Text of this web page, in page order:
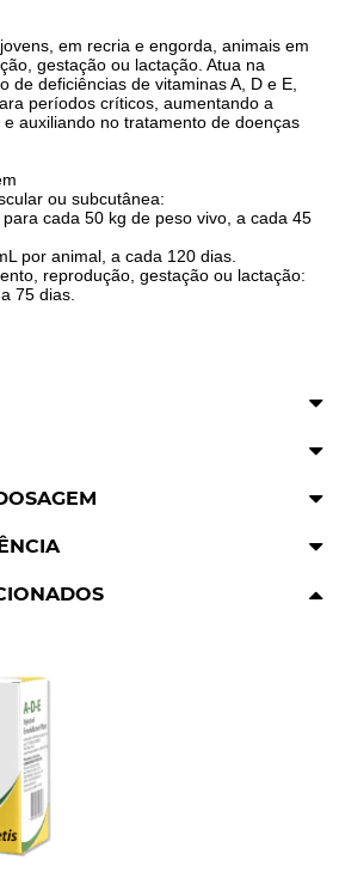
em recria e engorda, animais em
gestação ou lactação. Atua na
de deficiências de vitaminas A, D e E,
períodos críticos, aumentando a
auxiliando no tratamento de doenças
ou subcutânea:
para cada 50 kg de peso vivo, a cada 45
por animal, a cada 120 dias.
reprodução, gestação ou lactação:
75 dias.